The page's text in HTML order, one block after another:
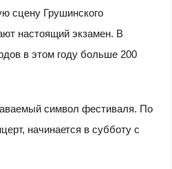
сцену Грушинского
настоящий экзамен. В
в этом году больше 200
символ фестиваля. По
начинается в субботу с